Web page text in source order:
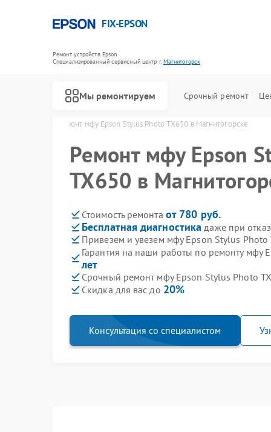
FIX-EPSON
Ремонт устройств Epson
Специализированный cервисный центр г.Магнитогорск
Мы ремонтируем Срочный ремонт
Ремонт мфу Epson Stylus Photo TX650 в Магнитогорске
Ремонт мфу Epson
TX650 в
Стоимость ремонта от 780 руб.
Бесплатная диагностика даже при
Привезем и увезем мфу Epson Stylus Photo
Гарантия на наши работы по ремонту мфу
лет
Срочный ремонт мфу Epson Stylus Photo
Скидка для вас до 20%
Консультация со специалистом